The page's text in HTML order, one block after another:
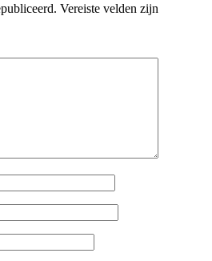
Vereiste velden zijn